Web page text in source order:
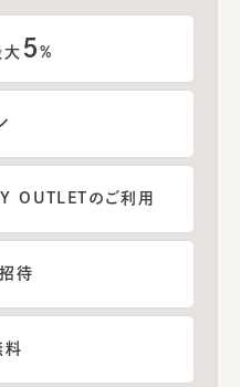
大 5%
OUTLETのご利用
待
料